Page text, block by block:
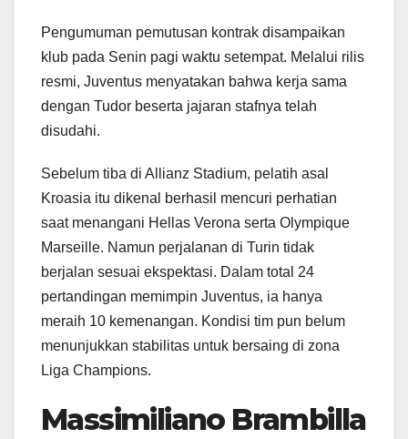
Pengumuman pemutusan kontrak disampaikan
klub pada Senin pagi waktu setempat. Melalui rilis
resmi, Juventus menyatakan bahwa kerja sama
dengan Tudor beserta jajaran stafnya telah
disudahi.
Sebelum tiba di Allianz Stadium, pelatih asal
Kroasia itu dikenal berhasil mencuri perhatian
saat menangani Hellas Verona serta Olympique
Marseille. Namun perjalanan di Turin tidak
berjalan sesuai ekspektasi. Dalam total 24
pertandingan memimpin Juventus, ia hanya
meraih 10 kemenangan. Kondisi tim pun belum
menunjukkan stabilitas untuk bersaing di zona
Liga Champions.
Massimiliano Brambilla